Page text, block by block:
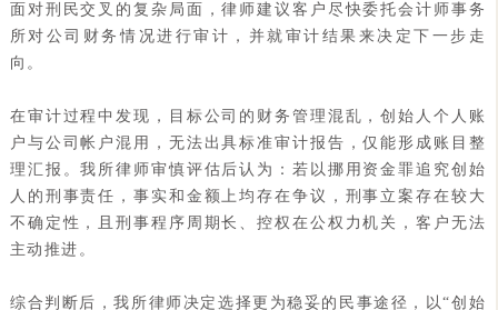
面对刑民交叉的复杂局面，律师建议客户尽快委托会计师事务
所对公司财务情况进行审计，并就审计结果来决定下一步走
向。
在审计过程中发现，目标公司的财务管理混乱，创始人个人账
户与公司帐户混用，无法出具标准审计报告，仅能形成账目整
理汇报。我所律师审慎评估后认为：若以挪用资金罪追究创始
人的刑事责任，事实和金额上均存在争议，刑事立案存在较大
不确定性，且刑事程序周期长、控权在公权力机关，客户无法
主动推进。
综合判断后，我所律师决定选择更为稳妥的民事途径，以“创始